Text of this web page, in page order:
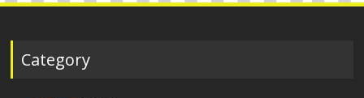
Category